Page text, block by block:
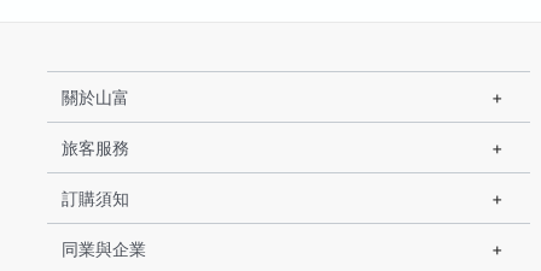
關於山富
旅客服務
訂購須知
同業與企業